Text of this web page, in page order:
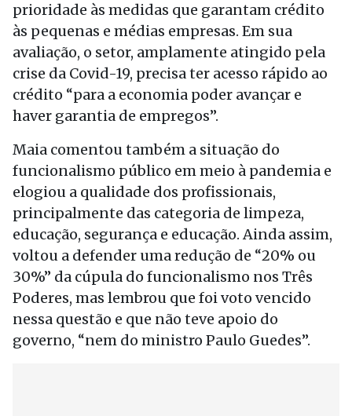
prioridade às medidas que garantam crédito
às pequenas e médias empresas. Em sua
avaliação, o setor, amplamente atingido pela
crise da Covid-19, precisa ter acesso rápido ao
crédito “para a economia poder avançar e
haver garantia de empregos”.
Maia comentou também a situação do
funcionalismo público em meio à pandemia e
elogiou a qualidade dos profissionais,
principalmente das categoria de limpeza,
educação, segurança e educação. Ainda assim,
voltou a defender uma redução de “20% ou
30%” da cúpula do funcionalismo nos Três
Poderes, mas lembrou que foi voto vencido
nessa questão e que não teve apoio do
governo, “nem do ministro Paulo Guedes”.